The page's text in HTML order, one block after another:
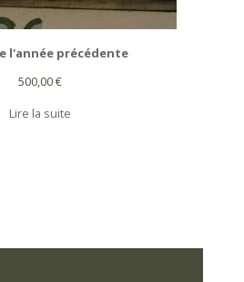
l'année précédente
500,00€
Lire la suite